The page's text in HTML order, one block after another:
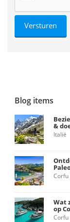
Blog items
&
Italië
Corfu
Wat
op
Corfu